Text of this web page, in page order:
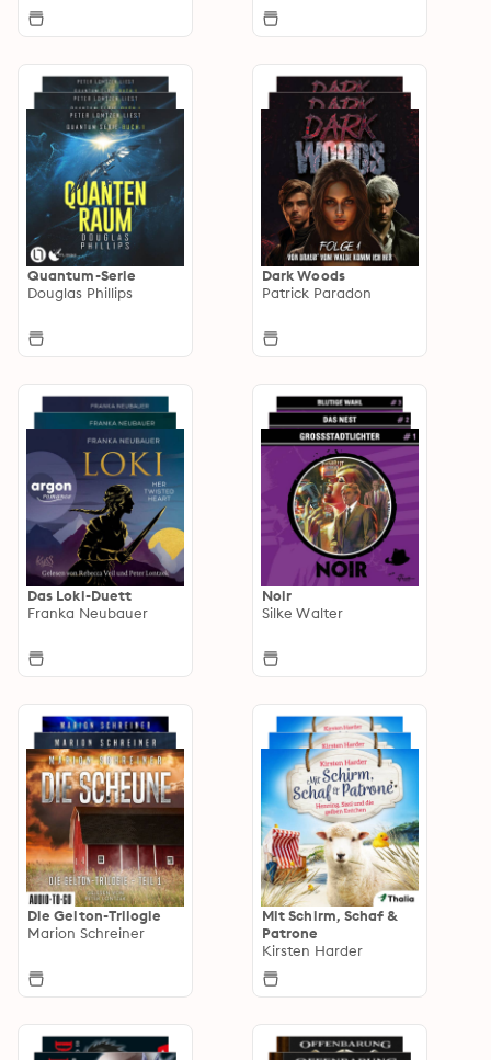
Quantum-Serie
Douglas Phillips
Dark Woods
Patrick Paradon
Das Loki-Duett
Franka Neubauer
Noir
Silke Walter
Die Gelton-Trilogie
Marion Schreiner
Mit Schirm, Schaf &
Patrone
Kirsten Harder